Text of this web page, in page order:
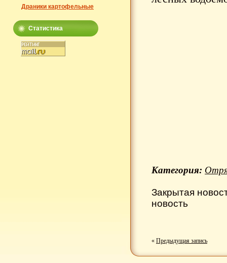
Категория:
Закрытая
новость
« Предыдущая запись
Драники картофельные
Статистика